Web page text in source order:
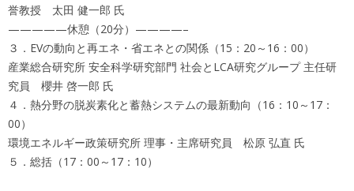
誉教授 太田 健一郎 氏
—————休憩（20分）————–
３．EVの動向と再エネ・省エネとの関係（15：20～16：00）
産業総合研究所 安全科学研究部門 社会とLCA研究グループ 主任研
究員 櫻井 啓一郎 氏
４．熱分野の脱炭素化と蓄熱システムの最新動向（16：10～17：
00）
環境エネルギー政策研究所 理事・主席研究員 松原 弘直 氏
５．総括（17：00～17：10）